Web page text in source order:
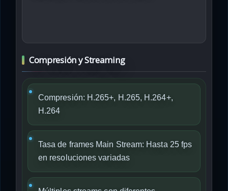
Compresión y Streaming
Compresión: H.265+, H.265, H.264+,
H.264
Tasa de frames Main Stream: Hasta 25 fps
en resoluciones variadas